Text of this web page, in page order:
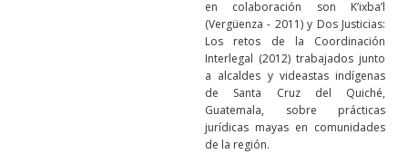
en colaboración son K’ixba’l
(Vergüenza - 2011) y Dos Justicias:
Los retos de la Coordinación
Interlegal (2012) trabajados junto
a alcaldes y videastas indígenas
de Santa Cruz del Quiché,
Guatemala, sobre prácticas
jurídicas mayas en comunidades
de la región.